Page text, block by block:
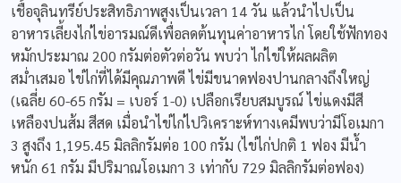
เชื้อจุลินทรีย์ประสิทธิภาพสูงเป็นเวลา 14 วัน แล้วนำไปเป็น
อาหารเลี้ยงไก่ไข่อารมณ์ดีเพื่อลดต้นทุนค่าอาหารไก่ โดยใช้ฟักทอง
หมักประมาณ 200 กรัมต่อตัวต่อวัน พบว่า ไก่ไข่ให้ผลผลิต
สม่ำเสมอ ไข่ไก่ที่ได้มีคุณภาพดี ไข่มีขนาดฟองปานกลางถึงใหญ่
(เฉลี่ย 60-65 กรัม = เบอร์ 1-0) เปลือกเรียบสมบูรณ์ ไข่แดงมีสี
เหลืองปนส้ม สีสด เมื่อนำไข่ไก่ไปวิเคราะห์ทางเคมีพบว่ามีโอเมกา
3 สูงถึง 1,195.45 มิลลิกรัมต่อ 100 กรัม (ไข่ไก่ปกติ 1 ฟอง มีน้ำ
หนัก 61 กรัม มีปริมาณโอเมกา 3 เท่ากับ 729 มิลลิกรัมต่อฟอง)